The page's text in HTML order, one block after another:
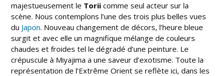
majestueusement le Torii comme seul acteur sur la
scène. Nous contemplons l’une des trois plus belles vues
du Japon. Nouveau changement de décors, l’heure bleue
surgit et avec elle un magnifique mélange de couleurs
chaudes et froides tel le dégradé d’une peinture. Le
crépuscule à Miyajima a une saveur d’exotisme. Toute la
représentation de l’Extrême Orient se reflète ici, dans les